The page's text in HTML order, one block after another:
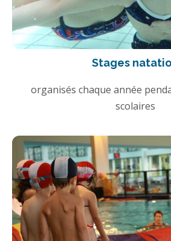
Stages
organisés chaque année
scolaires